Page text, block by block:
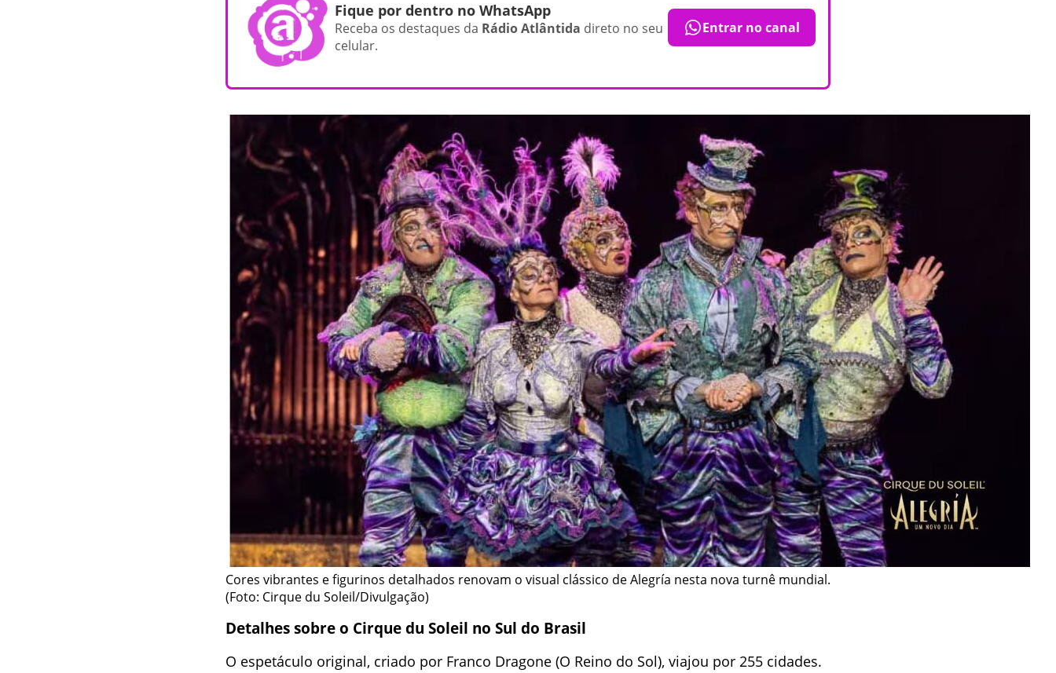
Fique por dentro no WhatsApp
Receba os destaques da Rádio Atlântida direto no seu
celular.
Entrar no canal
Cores vibrantes e figurinos detalhados renovam o visual clássico de Alegría nesta nova turnê mundial.
(Foto: Cirque du Soleil/Divulgação)
Detalhes sobre o Cirque du Soleil no Sul do Brasil
O espetáculo original, criado por Franco Dragone (O Reino do Sol), viajou por 255 cidades.